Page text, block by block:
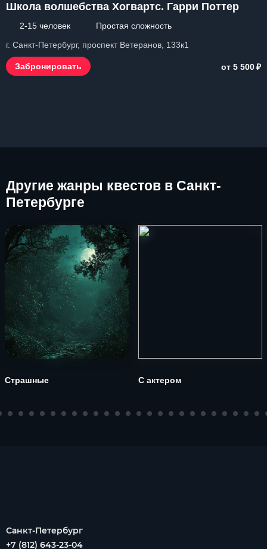
Школа волшебства Хогвартс. Гарри Поттер
2-15 человек
Простая сложность
г. Санкт-Петербург, проспект Ветеранов, 133к1
Забронировать от 5 500₽
Другие жанры квестов в Санкт-
Петербурге
Страшные С актером
Санкт-Петербург
+7 (812) 643-23-04